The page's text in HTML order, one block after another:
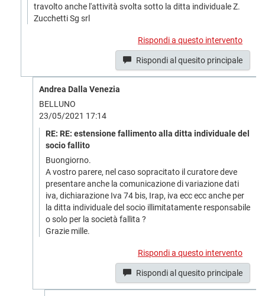
travolto anche l'attività svolta sotto la ditta individuale Z.
Zucchetti Sg srl
Rispondi a questo intervento
Rispondi al quesito principale
Andrea Dalla Venezia
BELLUNO
23/05/2021 17:14
RE: RE: estensione fallimento alla ditta individuale del
socio fallito
Buongiorno.
A vostro parere, nel caso sopracitato il curatore deve
presentare anche la comunicazione di variazione dati
iva, dichiarazione Iva 74 bis, Irap, iva ecc ecc anche per
la ditta individuale del socio illimitatamente responsabile
o solo per la società fallita ?
Grazie mille.
Rispondi a questo intervento
Rispondi al quesito principale